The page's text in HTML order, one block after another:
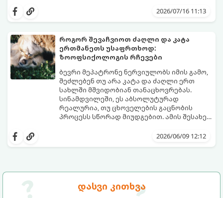
დასვი კითხვა
პირდაპირი სხივების ქვეშ ასფალტი და
როდესაც გარეთ 25°C სიცხეა, ასფალტის
ტემპერატურამ მზეზე შეიძლება 50°C-ს
მიაღწიოს, ხოლო 30°C სიცხეში გზის საფარი
57°C-მდე ხურდება! ასეთ ზედაპირზე სულ
რაღაც 1-2 წუთიანი გასეირნებაც კი
საკმარისია, რომ ძაღლმა თათების მძიმე,
მტკივნეული დამწვრობა მიიღოს.
იმისათვის, რომ თქვენი ერთგული
მეგობარი საფრთხისგან დაიცვათ,
არსებობს ერთი ძალიან მარტივი,
ოქროს წესი.
2026/07/16 11:13
როგორ შევაჩვიოთ ძაღლი და კატა
ერთმანეთს უსაფრთხოდ:
ზოოფსიქოლოგის რჩევები
ბევრი მეპატრონე ნერვიულობს იმის გამო,
შეძლებენ თუ არა კატა და ძაღლი ერთ
სახლში მშვიდობიან თანაცხოვრებას.
სინამდვილეში, ეს აბსოლუტურად
რეალურია, თუ ცხოველების გაცნობის
პროცესს სწორად მიუდგებით. ამის შესახებ
მეპატრონეები სახლში ძაღლის2026/06/09 12:12